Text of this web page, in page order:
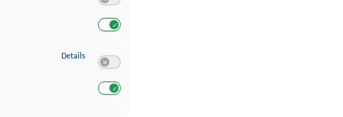
Details zu Entwicklung und Verbesserung der Angebote